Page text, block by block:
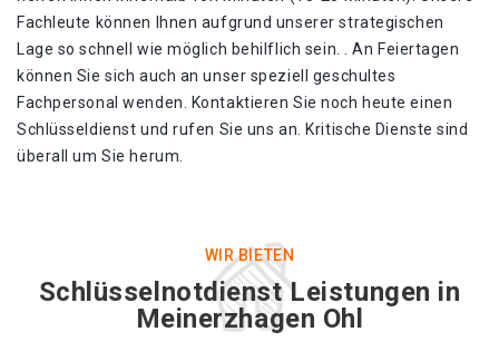
Fachleute können Ihnen aufgrund unserer strategischen
Lage so schnell wie möglich behilflich sein. . An Feiertagen
können Sie sich auch an unser speziell geschultes
Fachpersonal wenden. Kontaktieren Sie noch heute einen
Schlüsseldienst und rufen Sie uns an. Kritische Dienste sind
überall um Sie herum.
WIR BIETEN
Schlüsselnotdienst Leistungen in
Meinerzhagen Ohl